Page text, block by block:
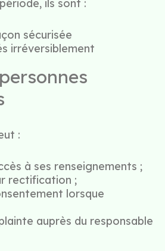
ils sont :
sécurisée
irréversiblement
:
à ses renseignements ;
rectification ;
lorsque
auprès du responsable